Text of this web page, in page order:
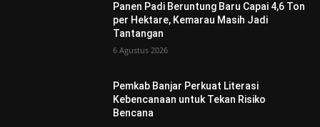
Panen Padi Beruntung Baru Capai 4,6 Ton
per Hektare, Kemarau Masih Jadi
Tantangan
6 Agustus 2026
Pemkab Banjar Perkuat Literasi
Kebencanaan untuk Tekan Risiko
Bencana